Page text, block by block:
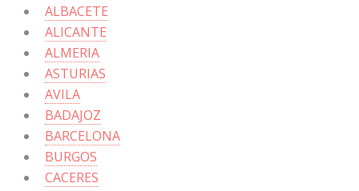
ALBACETE
ALICANTE
ALMERIA
ASTURIAS
AVILA
BADAJOZ
BARCELONA
BURGOS
CACERES